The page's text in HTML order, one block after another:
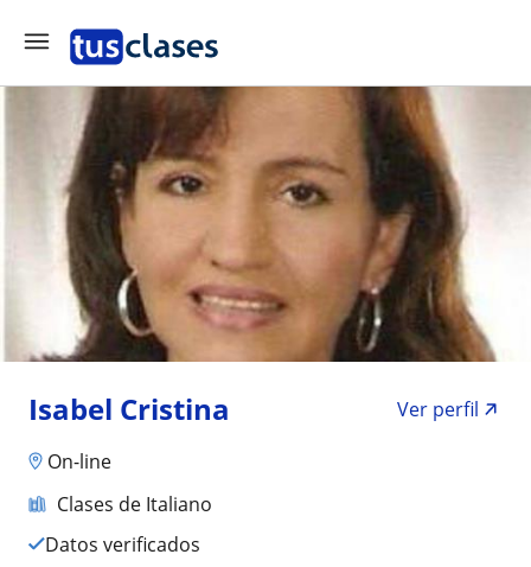
Isabel Cristina
Ver perfil
On-line
Clases de Italiano
Datos verificados